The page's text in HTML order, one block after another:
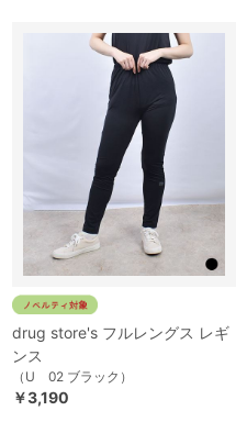
drug store's フルレングス レギ
ンス
（U 02 ブラック）
￥3,190